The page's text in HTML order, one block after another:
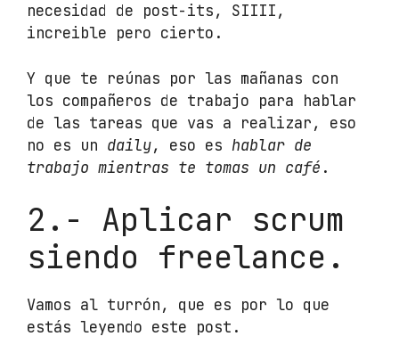
necesidad de post-its, SIIII,
increible pero cierto.
Y que te reúnas por las mañanas con
los compañeros de trabajo para hablar
de las tareas que vas a realizar, eso
no es un daily, eso es hablar de
trabajo mientras te tomas un café .
2.- Aplicar scrum
siendo freelance.
Vamos al turrón, que es por lo que
estás leyendo este post.